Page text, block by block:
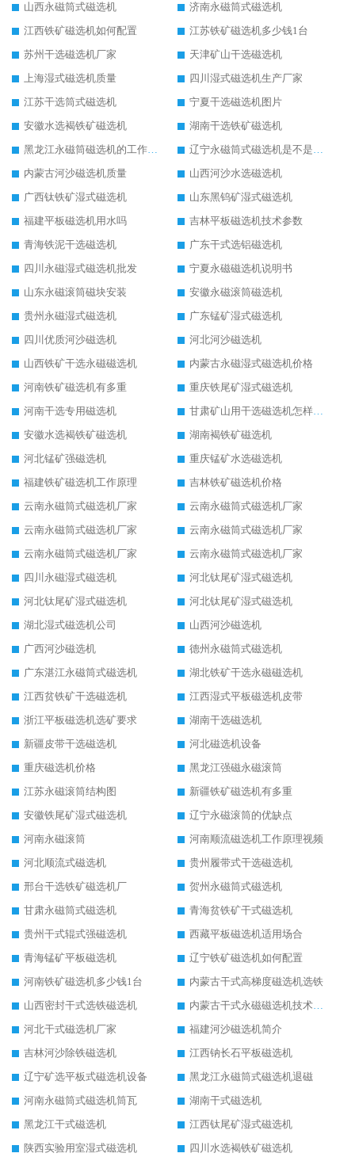
山西永磁筒式磁选机
济南永磁筒式磁选机
江西铁矿磁选机如何配置
江苏铁矿磁选机多少钱1台
苏州干选磁选机厂家
天津矿山干选磁选机
上海湿式磁选机质量
四川湿式磁选机生产厂家
江苏干选筒式磁选机
宁夏干选磁选机图片
安徽水选褐铁矿磁选机
湖南干选铁矿磁选机
黑龙江永磁筒磁选机的工作原理
辽宁永磁筒式磁选机是不是强磁
内蒙古河沙磁选机质量
山西河沙水选磁选机
广西钛铁矿湿式磁选机
山东黑钨矿湿式磁选机
福建平板磁选机用水吗
吉林平板磁选机技术参数
青海铁泥干选磁选机
广东干式选铝磁选机
四川永磁湿式磁选机批发
宁夏永磁磁选机说明书
山东永磁滚筒磁块安装
安徽永磁滚筒磁选机
贵州永磁湿式磁选机
广东锰矿湿式磁选机
四川优质河沙磁选机
河北河沙磁选机
山西铁矿干选永磁磁选机
内蒙古永磁湿式磁选机价格
河南铁矿磁选机有多重
重庆铁尾矿湿式磁选机
河南干选专用磁选机
甘肃矿山用干选磁选机怎样调磁
安徽水选褐铁矿磁选机
湖南褐铁矿磁选机
河北锰矿强磁选机
重庆锰矿水选磁选机
福建铁矿磁选机工作原理
吉林铁矿磁选机价格
云南永磁筒式磁选机厂家
云南永磁筒式磁选机厂家
云南永磁筒式磁选机厂家
云南永磁筒式磁选机厂家
云南永磁筒式磁选机厂家
云南永磁筒式磁选机厂家
四川永磁湿式磁选机
河北钛尾矿湿式磁选机
河北钛尾矿湿式磁选机
河北钛尾矿湿式磁选机
湖北湿式磁选机公司
山西河沙磁选机
广西河沙磁选机
德州永磁筒式磁选机
广东湛江永磁筒式磁选机
湖北铁矿干选永磁磁选机
江西贫铁矿干选磁选机
江西湿式平板磁选机皮带
浙江平板磁选机选矿要求
湖南干选磁选机
新疆皮带干选磁选机
河北磁选机设备
重庆磁选机价格
黑龙江强磁永磁滚筒
江苏永磁滚筒结构图
新疆铁矿磁选机有多重
安徽铁尾矿湿式磁选机
辽宁永磁滚筒的优缺点
河南永磁滚筒
河南顺流磁选机工作原理视频
河北顺流式磁选机
贵州履带式干选磁选机
邢台干选铁矿磁选机厂
贺州永磁筒式磁选机
甘肃永磁筒式磁选机
青海贫铁矿干式磁选机
贵州干式辊式强磁选机
西藏平板磁选机适用场合
青海锰矿平板磁选机
辽宁铁矿磁选机如何配置
河南铁矿磁选机多少钱1台
内蒙古干式高梯度磁选机选铁
山西密封干式选铁磁选机
内蒙古干式永磁磁选机技术要求
河北干式磁选机厂家
福建河沙磁选机简介
吉林河沙除铁磁选机
江西钠长石平板磁选机
辽宁矿选平板式磁选机设备
黑龙江永磁筒式磁选机退磁
河南永磁筒式磁选机筒瓦
湖南干式磁选机
黑龙江干式磁选机
江西钛尾矿湿式磁选机
陕西实验用室湿式磁选机
四川水选褐铁矿磁选机